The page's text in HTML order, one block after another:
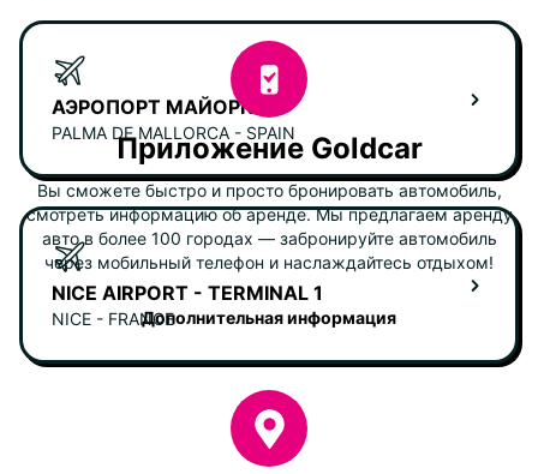
АЭРОПОРТ МАЙОРКИ
PALMA DE MALLORCA - SPAIN
NICE AIRPORT - TERMINAL 1
NICE - FRANCE
Приложение Goldcar
Вы сможете быстро и просто бронировать автомобиль,
смотреть информацию об аренде. Мы предлагаем аренду
авто в более 100 городах — забронируйте автомобиль
через мобильный телефон и наслаждайтесь отдыхом!
Дополнительная информация